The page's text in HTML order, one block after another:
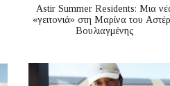
Astir Summer Residents: Μια
«γειτονιά» στη Μαρίνα του
Βουλιαγμένης